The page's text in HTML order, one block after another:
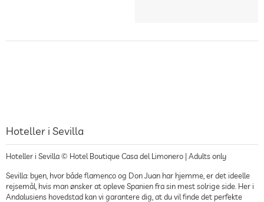
Hoteller i Sevilla
Hoteller i Sevilla © Hotel Boutique Casa del Limonero | Adults only
Sevilla: byen, hvor både flamenco og Don Juan har hjemme, er det ideelle
rejsemål, hvis man ønsker at opleve Spanien fra sin mest solrige side. Her i
Andalusiens hovedstad kan vi garantere dig, at du vil finde det perfekte